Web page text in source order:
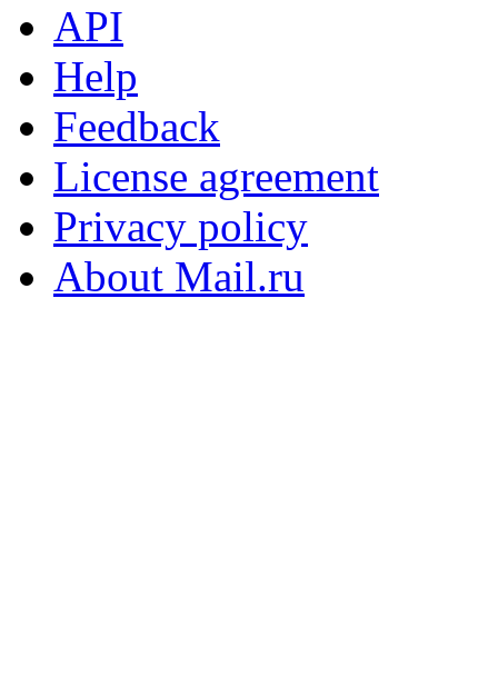
API
Help
Feedback
License agreement
Privacy policy
About Mail.ru